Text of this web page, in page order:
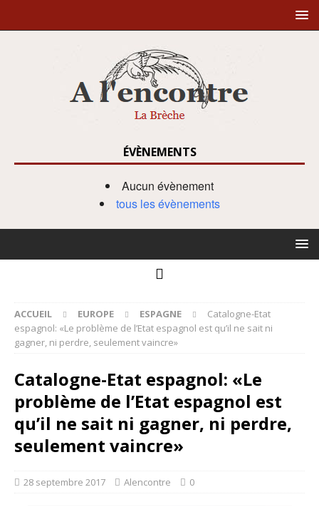
ÉVÈNEMENTS
Aucun évènement
tous les évènements
ACCUEIL EUROPE ESPAGNE
Catalogne-Etat
espagnol: «Le problème de l’Etat espagnol est qu’il ne sait ni
gagner, ni perdre, seulement vaincre»
Catalogne-Etat espagnol: «Le
problème de l’Etat espagnol est
qu’il ne sait ni gagner, ni perdre,
seulement vaincre»
28 septembre 2017 Alencontre 0